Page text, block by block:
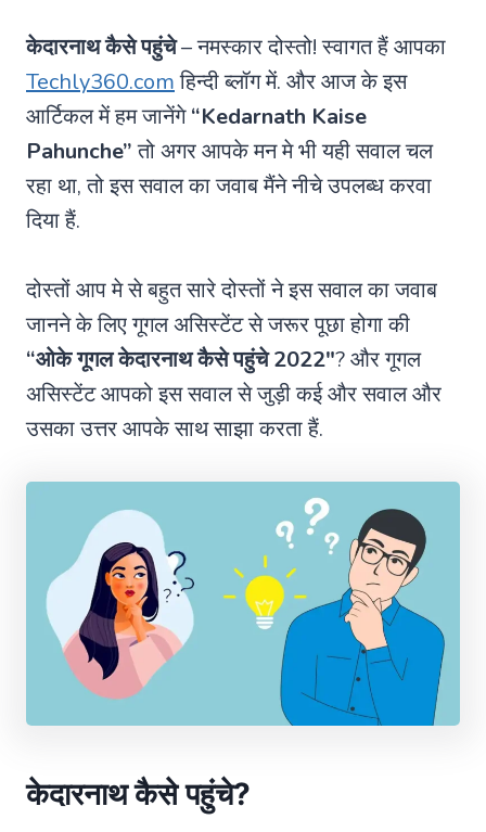
केदारनाथ कैसे पहुंचे– नमस्कार दोस्तो! स्वागत हैं आपका
Techly360.comहिन्दी ब्लॉग में. और आज के इस
आर्टिकल में हम जानेंगे“Kedarnath Kaise
Pahunche”तो अगर आपके मन मे भी यही सवाल चल
रहा था, तो इस सवाल का जवाब मैंने नीचे उपलब्ध करवा
दिया हैं.
दोस्तों आप मे से बहुत सारे दोस्तों ने इस सवाल का जवाब
जानने के लिए गूगल असिस्टेंट से जरूर पूछा होगा की
“ओके गूगल केदारनाथ कैसे पहुंचे 2022″? और गूगल
असिस्टेंट आपको इस सवाल से जुड़ी कई और सवाल और
उसका उत्तर आपके साथ साझा करता हैं.
केदारनाथ कैसे पहुंचे?